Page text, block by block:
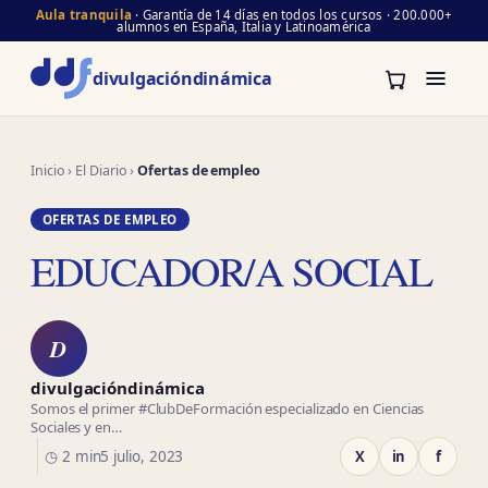
Aula tranquila · Garantía de 14 días en todos los cursos · 200.000+
alumnos en España, Italia y Latinoamérica
divulgacióndinámica
Inicio› El Diario›Ofertas de empleo
OFERTAS DE EMPLEO
EDUCADOR/A SOCIAL
D
divulgacióndinámica
Somos el primer #ClubDeFormación especializado en Ciencias
Sociales y en…
◷ 2 min5 julio, 2023 X in f